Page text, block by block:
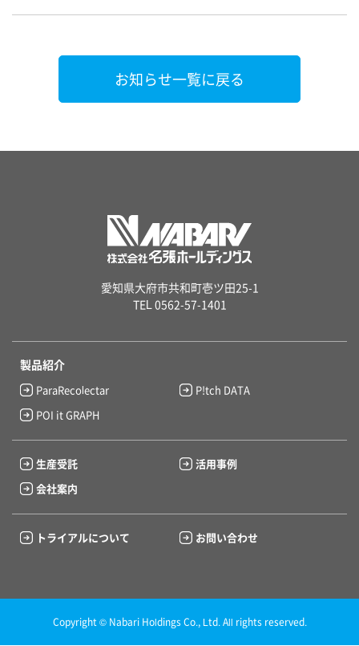
お知らせ一覧に戻る
愛知県大府市共和町壱ツ田25-1
TEL 0562-57-1401
製品紹介
ParaRecolectar
P!tch DATA
POI it GRAPH
生産受託 活用事例
会社案内
トライアルについて お問い合わせ
Copyright © Nabari Holdings Co., Ltd. All rights reserved.